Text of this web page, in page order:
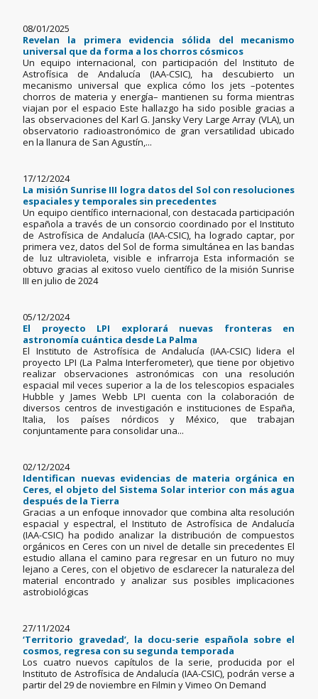
08/01/2025
Revelan la primera evidencia sólida del mecanismo
universal que da forma a los chorros cósmicos
Un equipo internacional, con participación del Instituto de
Astrofísica de Andalucía (IAA-CSIC), ha descubierto un
mecanismo universal que explica cómo los jets –potentes
chorros de materia y energía– mantienen su forma mientras
viajan por el espacio Este hallazgo ha sido posible gracias a
las observaciones del Karl G. Jansky Very Large Array (VLA), un
observatorio radioastronómico de gran versatilidad ubicado
en la llanura de San Agustín,...
17/12/2024
La misión Sunrise III logra datos del Sol con resoluciones
espaciales y temporales sin precedentes
Un equipo científico internacional, con destacada participación
española a través de un consorcio coordinado por el Instituto
de Astrofísica de Andalucía (IAA-CSIC), ha logrado captar, por
primera vez, datos del Sol de forma simultánea en las bandas
de luz ultravioleta, visible e infrarroja Esta información se
obtuvo gracias al exitoso vuelo científico de la misión Sunrise
III en julio de 2024
05/12/2024
El proyecto LPI explorará nuevas fronteras en
astronomía cuántica desde La Palma
El Instituto de Astrofísica de Andalucía (IAA-CSIC) lidera el
proyecto LPI (La Palma Interferometer), que tiene por objetivo
realizar observaciones astronómicas con una resolución
espacial mil veces superior a la de los telescopios espaciales
Hubble y James Webb LPI cuenta con la colaboración de
diversos centros de investigación e instituciones de España,
Italia, los países nórdicos y México, que trabajan
conjuntamente para consolidar una...
02/12/2024
Identifican nuevas evidencias de materia orgánica en
Ceres, el objeto del Sistema Solar interior con más agua
después de la Tierra
Gracias a un enfoque innovador que combina alta resolución
espacial y espectral, el Instituto de Astrofísica de Andalucía
(IAA-CSIC) ha podido analizar la distribución de compuestos
orgánicos en Ceres con un nivel de detalle sin precedentes El
estudio allana el camino para regresar en un futuro no muy
lejano a Ceres, con el objetivo de esclarecer la naturaleza del
material encontrado y analizar sus posibles implicaciones
astrobiológicas
27/11/2024
‘Territorio gravedad’, la docu-serie española sobre el
cosmos, regresa con su segunda temporada
Los cuatro nuevos capítulos de la serie, producida por el
Instituto de Astrofísica de Andalucía (IAA-CSIC), podrán verse a
partir del 29 de noviembre en Filmin y Vimeo On Demand